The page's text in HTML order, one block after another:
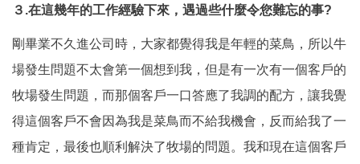
３.在這幾年的工作經驗下來，遇過些什麼令您難忘的事?
剛畢業不久進公司時，大家都覺得我是年輕的菜鳥，所以牛
場發生問題不太會第一個想到我，但是有一次有一個客戶的
牧場發生問題，而那個客戶一口答應了我調的配方，讓我覺
得這個客戶不會因為我是菜鳥而不給我機會，反而給我了一
種肯定，最後也順利解決了牧場的問題。我和現在這個客戶